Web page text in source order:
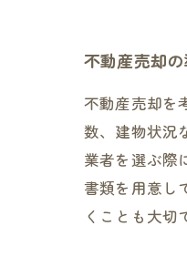
不動産売却
不動産売却を
数、建物状況
業者を選ぶ際
書類を用意し
くことも大切